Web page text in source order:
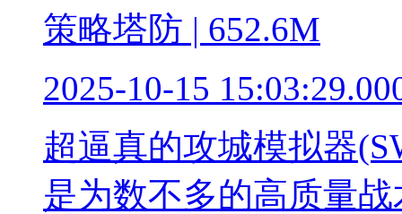
策略塔防 | 652.6M
2025-10-15
超逼真的攻城模拟器
是为数不多的高质量